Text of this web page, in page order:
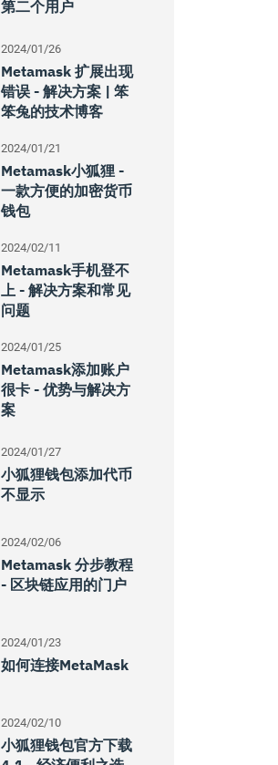
第二个用户
2024/01/26
Metamask 扩展出现
错误 - 解决方案 | 笨
笨兔的技术博客
2024/01/21
Metamask小狐狸 -
一款方便的加密货币
钱包
2024/02/11
Metamask手机登不
上 - 解决方案和常见
问题
2024/01/25
Metamask添加账户
很卡 - 优势与解决方
案
2024/01/27
小狐狸钱包添加代币
不显示
2024/02/06
Metamask 分步教程
- 区块链应用的门户
2024/01/23
如何连接MetaMask
2024/02/10
小狐狸钱包官方下载